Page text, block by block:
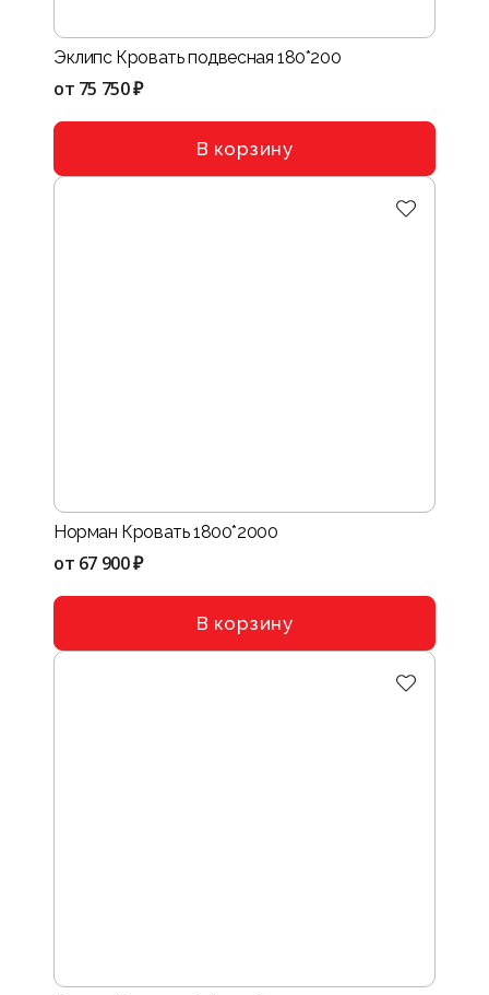
Эклипс Кровать подвесная 180*200
от 75 750 ₽
В корзину
Норман Кровать 1800*2000
от 67 900 ₽
В корзину